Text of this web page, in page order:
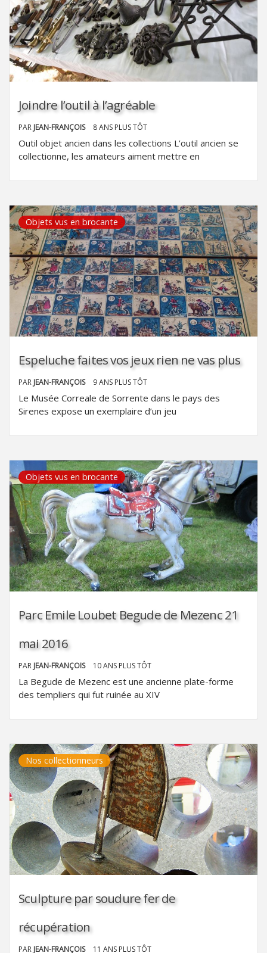
Joindre l’outil à l’agréable
PAR JEAN-FRANÇOIS 8 ANS PLUS TÔT
Outil objet ancien dans les collections L’outil ancien se
collectionne, les amateurs aiment mettre en
Objets vus en brocante
Espeluche faites vos jeux rien ne vas plus
PAR JEAN-FRANÇOIS 9 ANS PLUS TÔT
Le Musée Correale de Sorrente dans le pays des
Sirenes expose un exemplaire d’un jeu
Objets vus en brocante
Parc Emile Loubet Begude de Mezenc 21
mai 2016
PAR JEAN-FRANÇOIS 10 ANS PLUS TÔT
La Begude de Mezenc est une ancienne plate-forme
des templiers qui fut ruinée au XIV
Nos collectionneurs
Sculpture par soudure fer de
récupération
PAR JEAN-FRANÇOIS 11 ANS PLUS TÔT